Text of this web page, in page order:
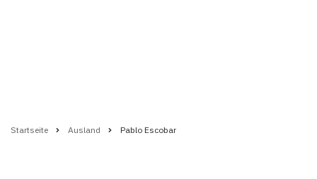
Startseite Ausland Pablo Escobar